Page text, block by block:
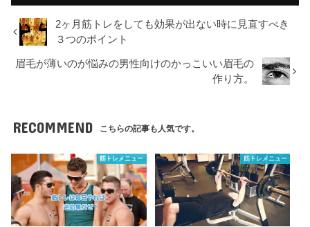
2ヶ月筋トレをしても効果が出ない時に見直すべき
３つのポイント
眉毛が薄いのが悩みの男性向けのかっこいい眉毛の
作り方。
RECOMMEND こちらの記事も人気です。
筋トレメニュー 筋トレメニュー